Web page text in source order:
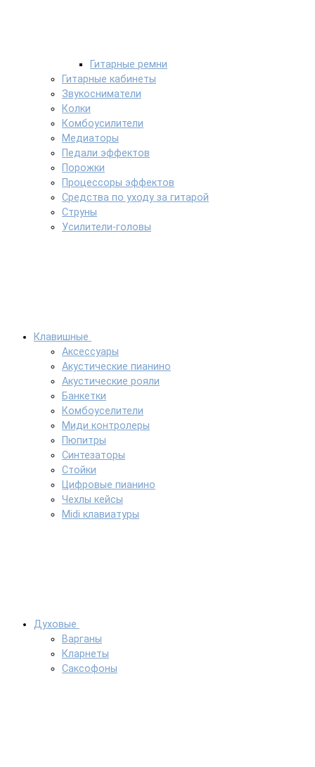
Гитарные ремни
Гитарные кабинеты
Звукосниматели
Колки
Комбоусилители
Медиаторы
Педали эффектов
Порожки
Процессоры эффектов
Средства по уходу за гитарой
Струны
Усилители-головы
Клавишные
Аксессуары
Акустические пианино
Акустические рояли
Банкетки
Комбоуселители
Миди контролеры
Пюпитры
Синтезаторы
Стойки
Цифровые пианино
Чехлы кейсы
Midi клавиатуры
Духовые
Варганы
Кларнеты
Саксофоны